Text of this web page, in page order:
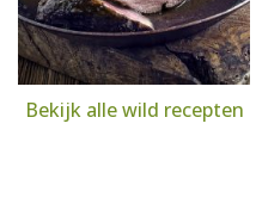
Bekijk alle wild recepten